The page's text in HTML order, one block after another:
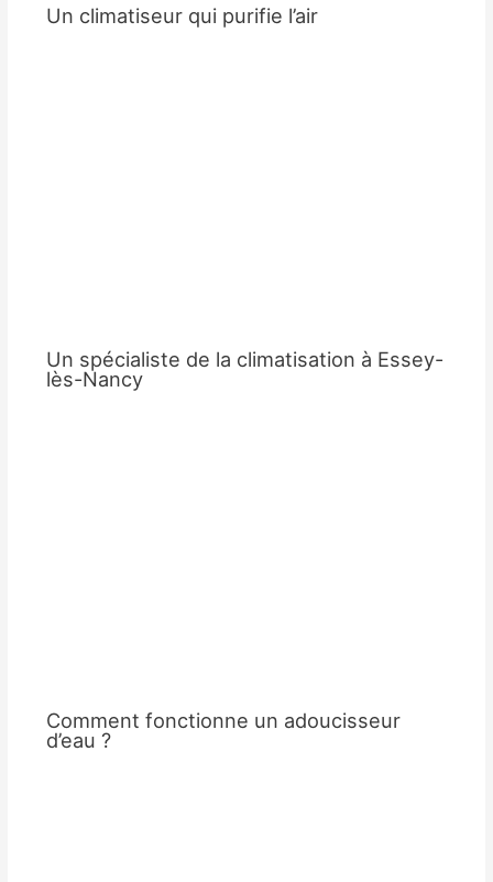
Un climatiseur qui purifie l’air
Un spécialiste de la climatisation à Essey-
lès-Nancy
Comment fonctionne un adoucisseur
d’eau ?